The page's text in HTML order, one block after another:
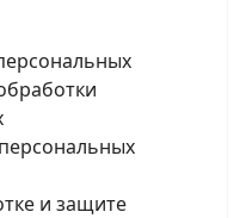
и защите